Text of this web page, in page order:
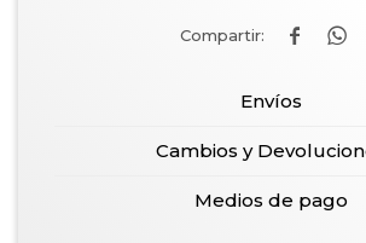
 
Envíos
Cambios y
Medios de pago